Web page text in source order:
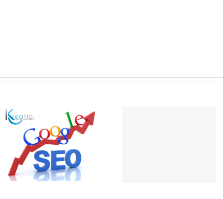
kreatic se mobilise contre
les arnaques à la carte
bancaire